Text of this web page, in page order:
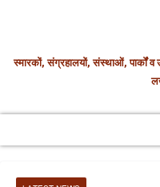
स्मारकों, संग्रहालयों, संस्थाओं, पार्कों व